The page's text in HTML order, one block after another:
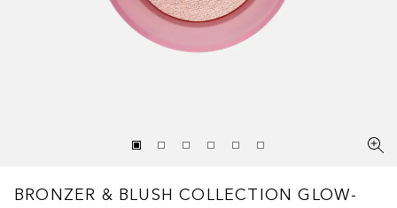
BRONZER & BLUSH COLLECTION GLOW-